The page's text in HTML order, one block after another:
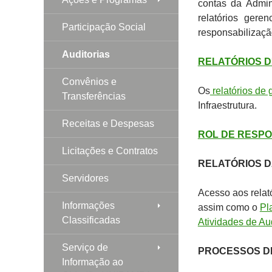
contas da
relatórios
RELATÓRIOS
Osrelatórios de
Infraestrutura.
ROL DE
RELATÓRIOS
Acesso aos
assim como o
Atividades de
PROCESSOS
Participação Social
Auditorias
Convênios e
Transferências
Receitas e Despesas
Licitações e Contratos
Servidores
Informações
Classificadas
Serviço de
Informação ao